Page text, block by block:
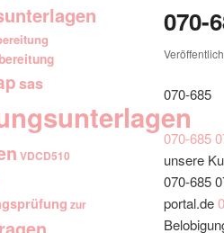
070-
070-685
070-685
unsere
070-685
portal.de
sas
VDCD510
zur